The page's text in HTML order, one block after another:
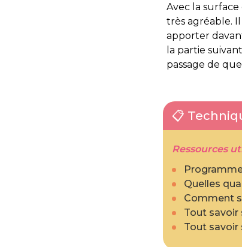
Avec la
très agréable.
apporter
la partie
passage de
📋
Ressources
Quelles
Comment
Tout
Tout